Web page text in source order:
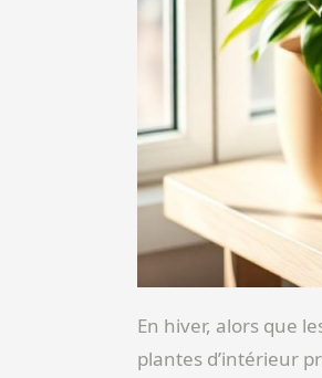
En hiver, alors que
plantes d’intérieur